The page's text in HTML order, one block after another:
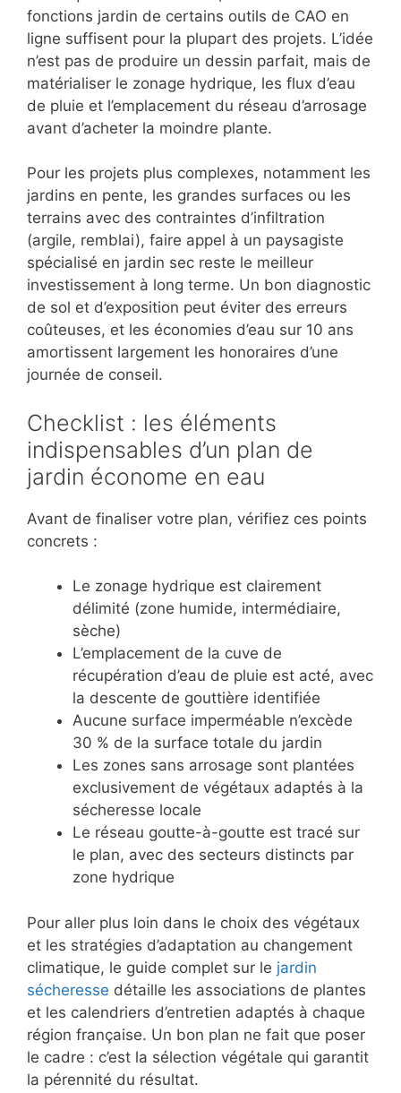
fonctions jardin de certains outils de CAO en
ligne suffisent pour la plupart des projets. L’idée
n’est pas de produire un dessin parfait, mais de
matérialiser le zonage hydrique, les flux d’eau
de pluie et l’emplacement du réseau d’arrosage
avant d’acheter la moindre plante.
Pour les projets plus complexes, notamment les
jardins en pente, les grandes surfaces ou les
terrains avec des contraintes d’infiltration
(argile, remblai), faire appel à un paysagiste
spécialisé en jardin sec reste le meilleur
investissement à long terme. Un bon diagnostic
de sol et d’exposition peut éviter des erreurs
coûteuses, et les économies d’eau sur 10 ans
amortissent largement les honoraires d’une
journée de conseil.
Checklist : les éléments
indispensables d’un plan de
jardin économe en eau
Avant de finaliser votre plan, vérifiez ces points
concrets :
Le zonage hydrique est clairement
délimité (zone humide, intermédiaire,
sèche)
L’emplacement de la cuve de
récupération d’eau de pluie est acté, avec
la descente de gouttière identifiée
Aucune surface imperméable n’excède
30 % de la surface totale du jardin
Les zones sans arrosage sont plantées
exclusivement de végétaux adaptés à la
sécheresse locale
Le réseau goutte-à-goutte est tracé sur
le plan, avec des secteurs distincts par
zone hydrique
Pour aller plus loin dans le choix des végétaux
et les stratégies d’adaptation au changement
climatique, le guide complet sur le jardin
sécheresse détaille les associations de plantes
et les calendriers d’entretien adaptés à chaque
région française. Un bon plan ne fait que poser
le cadre : c’est la sélection végétale qui garantit
la pérennité du résultat.